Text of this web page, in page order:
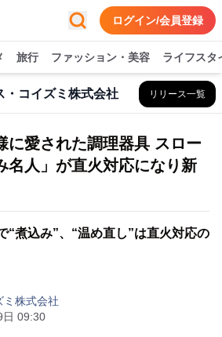
ログイン/会員登録
旅行 ファッション・美容 ライフスタ
・コイズミ株式会社 リリース一覧
に愛された調理器具 スロー
名人」が直火対応になり新
“煮込み”、“温め直し”は直火対応の
ミ株式会社
日 09:30